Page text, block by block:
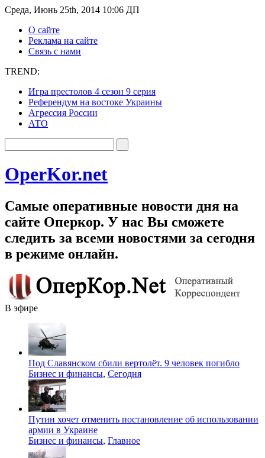
Среда, Июнь 25th, 2014 10:06 ДП
О сайте
Реклама на сайте
Связь с нами
TREND:
Игра престолов 4 сезон 9 серия
Референдум на востоке Украины
Агрессия России
АТО
OperKor.net
Самые оперативные новости дня на
сайте Оперкор. У нас Вы сможете
следить за всеми новостями за сегодня
в режиме онлайн.
В эфире
Под Славянском сбили вертолёт. 9 человек погибло
Бизнес и финансы, Сегодня
Путин хочет отменить постановление об использовании
армии в Украине
Бизнес и финансы, Главное